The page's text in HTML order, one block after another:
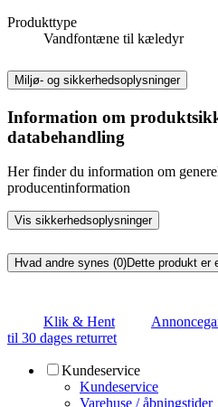
Produkttype
Vandfontæne til kæledyr
Miljø- og sikkerhedsoplysninger
Information om
databehandling
Her finder du information om
producentinformation
Vis sikkerhedsoplysninger
Hvad andre synes (0)Dette produkt er
Klik & Hent
til 30 dages returret
Kundeservice
Kundeservice
Varehuse / åbningstider